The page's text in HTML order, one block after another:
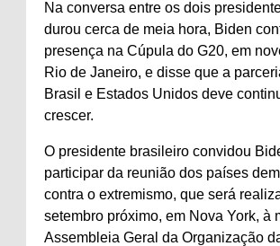
Na conversa entre os dois
durou cerca de meia hora, Biden
presença na Cúpula do G20, em
Rio de Janeiro, e disse que a
Brasil e Estados Unidos deve
crescer.
O presidente brasileiro convidou
participar da reunião dos países
contra o extremismo, que será
setembro próximo, em Nova York, à
Assembleia Geral da Organização